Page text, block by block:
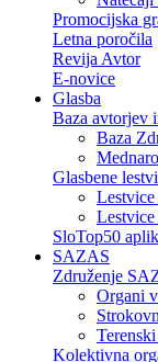
Promocijska
Letna poročila
Revija Avtor
E-novice
Glasba
Baza avtorjev
Baza
Glasbene
Lestvice
SloTop50
SAZAS
Združenje
Organi
Kolektivna